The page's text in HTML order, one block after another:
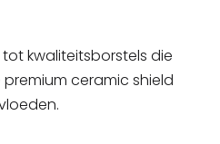
kwaliteitsborstels die
ceramic shield